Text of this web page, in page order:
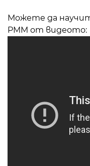
Можете да
PMM от видеото: